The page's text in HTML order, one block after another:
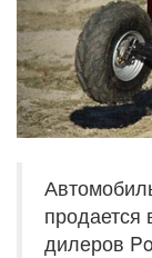
дилеров